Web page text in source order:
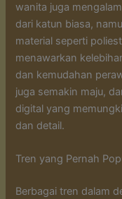
wanita juga
dari katun biasa,
material seperti
menawarkan
dan kemudahan
juga semakin maju,
digital yang
dan detail.
Tren yang Pernah
Berbagai tren dalam